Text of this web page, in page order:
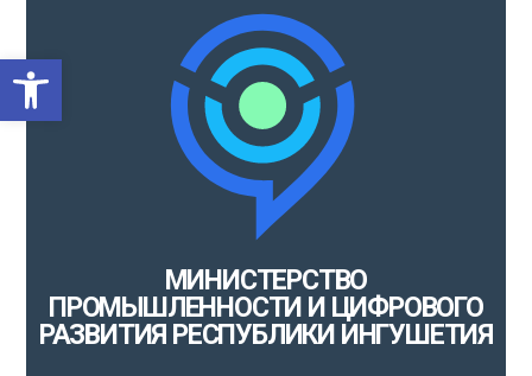
Открыть панель
МИНИСТЕРСТВО
ПРОМЫШЛЕННОСТИ И ЦИФРОВОГО
РАЗВИТИЯ РЕСПУБЛИКИ ИНГУШЕТИЯ